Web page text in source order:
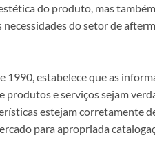
do produto, mas
do setor de
estabelece que as
e serviços sejam
estejam corretamente
para apropriada